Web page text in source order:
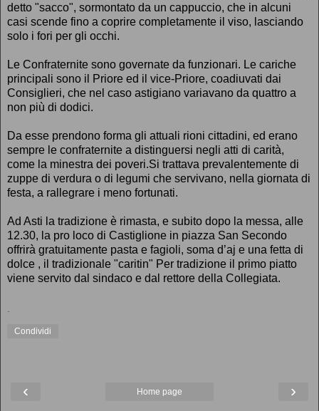
detto "sacco", sormontato da un cappuccio, che in alcuni
casi scende fino a coprire completamente il viso, lasciando
solo i fori per gli occhi.
Le Confraternite sono governate da funzionari. Le cariche
principali sono il Priore ed il vice-Priore, coadiuvati dai
Consiglieri, che nel caso astigiano variavano da quattro a
non più di dodici.
Da esse prendono forma gli attuali rioni cittadini, ed erano
sempre le confraternite a distinguersi negli atti di carità,
come la minestra dei poveri.Si trattava prevalentemente di
zuppe di verdura o di legumi che servivano, nella giornata di
festa, a rallegrare i meno fortunati.
Ad Asti la tradizione è rimasta, e subito dopo la messa, alle
12.30, la pro loco di Castiglione in piazza San Secondo
offrirà gratuitamente pasta e fagioli, soma d’aj e una fetta di
dolce , il tradizionale "caritin" Per tradizione il primo piatto
viene servito dal sindaco e dal rettore della Collegiata.
.
Condividi
‹ ›
Home page